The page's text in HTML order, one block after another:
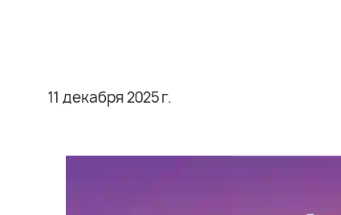
11 декабря 2025 г.